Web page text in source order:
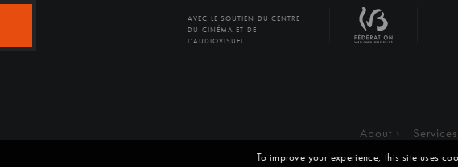
AVEC LE SOUTIEN DU CENTRE
DU CINÉMA ET DE
L'AUDIOVISUEL
About Services
To improve your experience, this site uses